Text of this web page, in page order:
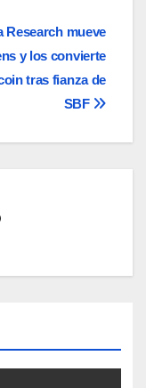
Research mueve
y los convierte
tras fianza de
SBF